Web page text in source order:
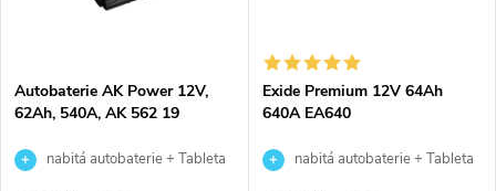
Autobaterie AK Power 12V,
62Ah, 540A, AK 562 19
nabitá autobaterie + Tableta
Exide Premium 12V 64Ah
640A EA640
nabitá autobaterie + Tableta